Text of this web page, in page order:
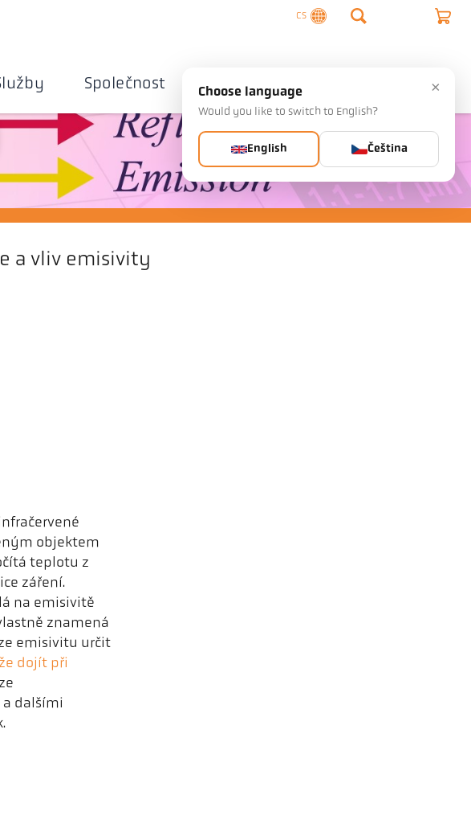
CS
Společnost Kontaktujte nás
a vliv emisivity
objektem
teplotu z
záření.
na emisivitě
znamená
emisivitu určit
dojít při
dalšími
×
Choose language
Would you like to switch to English?
English Čeština